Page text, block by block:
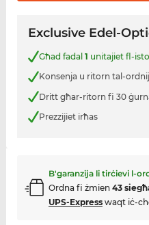
Exclusive Edel-
Għad fadal 1 unitajiet fl-
Konsenja u ritorn tal-
Dritt għar-ritorn fi 30
Prezzijiet irħas
B'garanzija li tirċievi l-
Ordna fi żmien 43
UPS-Expresswaqt iċ-